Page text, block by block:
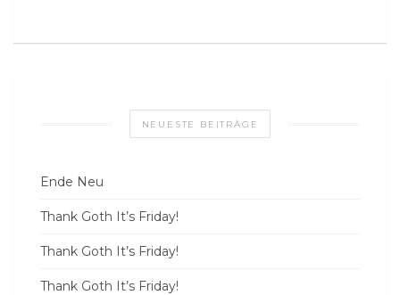
NEUESTE BEITRÄGE
Ende Neu
Thank Goth It’s Friday!
Thank Goth It’s Friday!
Thank Goth It’s Friday!